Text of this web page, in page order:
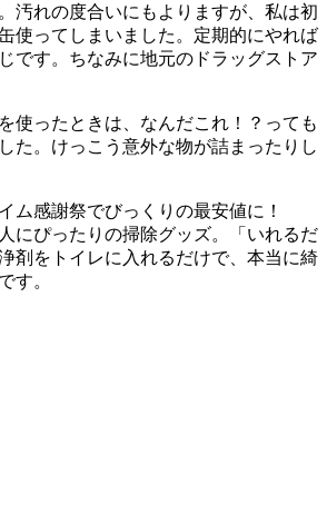
汚れの度合いにもよりますが、私は初
使ってしまいました。定期的にやれば
です。ちなみに地元のドラッグストア
使ったときは、なんだこれ！？っても
た。けっこう意外な物が詰まったりし
ム感謝祭でびっくりの最安値に！
にぴったり の掃除グッズ。「いれるだ
剤をトイレに入れるだけで、本当に綺
す。